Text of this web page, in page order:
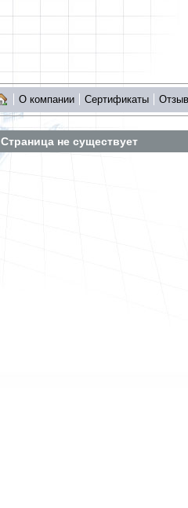
О компании Сертификаты
Страница не существует